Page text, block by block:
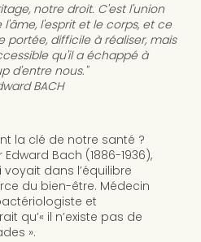
notre droit. C'est l'union
l'esprit et le corps, et ce
portée, difficile à réaliser, mais
qu'il a échappé à
d'entre nous."
BACH
la clé de notre santé ?
Bach (1886-1936),
dans l’équilibre
du bien-être. Médecin
et
qu’« il n’existe pas de
».